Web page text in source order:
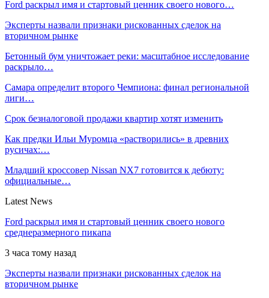
Ford раскрыл имя и стартовый ценник своего нового…
Эксперты назвали признаки рискованных сделок на
вторичном рынке
Бетонный бум уничтожает реки: масштабное исследование
раскрыло…
Самара определит второго Чемпиона: финал региональной
лиги…
Срок безналоговой продажи квартир хотят изменить
Как предки Ильи Муромца «растворились» в древних
русичах:…
Младший кроссовер Nissan NX7 готовится к дебюту:
официальные…
Latest News
Ford раскрыл имя и стартовый ценник своего нового
среднеразмерного пикапа
3 часа тому назад
Эксперты назвали признаки рискованных сделок на
вторичном рынке